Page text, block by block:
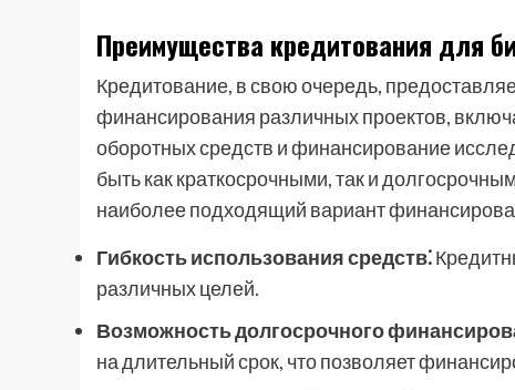
Преимущества кредитования для
Кредитование, в свою очередь,
финансирования различных проектов,
оборотных средств и финансирование
быть как краткосрочными, так и
наиболее подходящий вариант
Гибкость использования средств⁚
различных целей.
Возможность долгосрочного
на длительный срок, что позволяет